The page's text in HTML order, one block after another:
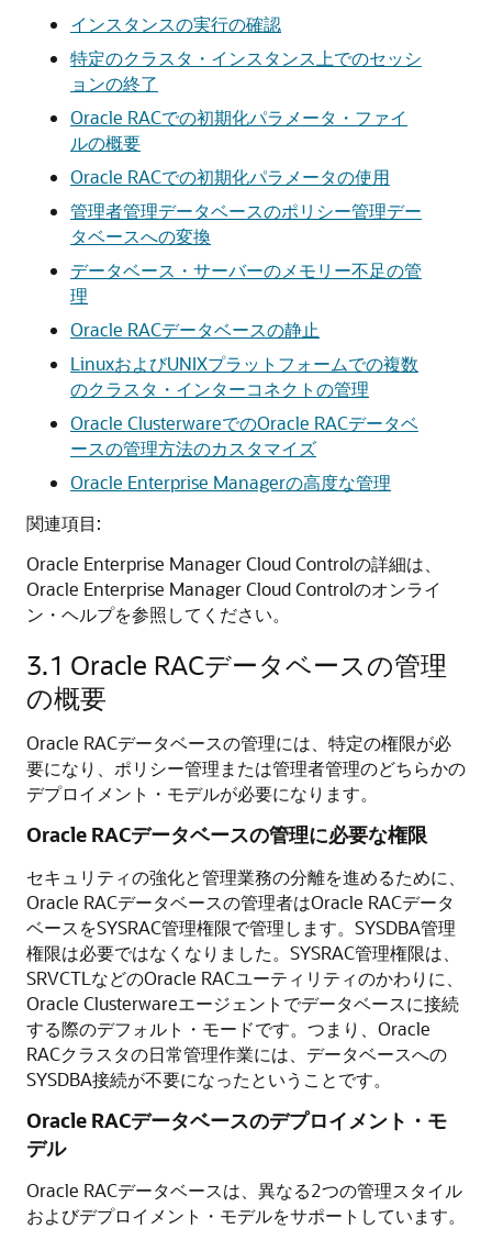
インスタンスの実行の確認
特定のクラスタ・インスタンス上でのセッシ
ョンの終了
Oracle RACでの初期化パラメータ・ファイ
ルの概要
Oracle RACでの初期化パラメータの使用
管理者管理データベースのポリシー管理デー
タベースへの変換
データベース・サーバーのメモリー不足の管
理
Oracle RACデータベースの静止
LinuxおよびUNIXプラットフォームでの複数
のクラスタ・インターコネクトの管理
Oracle ClusterwareでのOracle RACデータベ
ースの管理方法のカスタマイズ
Oracle Enterprise Managerの高度な管理
関連項目:
Oracle Enterprise Manager Cloud Controlの詳細は、
Oracle Enterprise Manager Cloud Controlのオンライ
ン・ヘルプを参照してください。
3.1 Oracle RACデータベースの管理
の概要
Oracle RACデータベースの管理には、特定の権限が必
要になり、ポリシー管理または管理者管理のどちらかの
デプロイメント・モデルが必要になります。
Oracle RACデータベースの管理に必要な権限
セキュリティの強化と管理業務の分離を進めるために、
Oracle RACデータベースの管理者はOracle RACデータ
ベースをSYSRAC管理権限で管理します。SYSDBA管理
権限は必要ではなくなりました。SYSRAC管理権限は、
SRVCTLなどのOracle RACユーティリティのかわりに、
Oracle Clusterwareエージェントでデータベースに接続
する際のデフォルト・モードです。つまり、Oracle
RACクラスタの日常管理作業には、データベースへの
SYSDBA接続が不要になったということです。
Oracle RACデータベースのデプロイメント・モ
デル
Oracle RACデータベースは、異なる2つの管理スタイル
およびデプロイメント・モデルをサポートしています。